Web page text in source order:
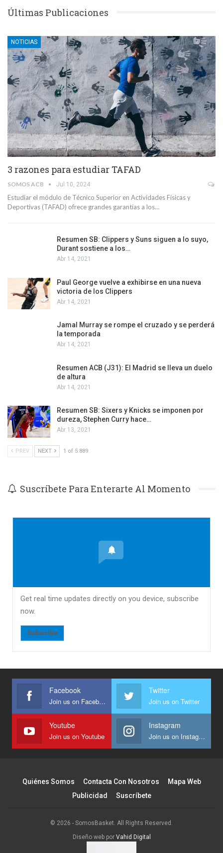
Últimas Publicaciones
NOTICIAS
3 razones para estudiar TAFAD
SOMOS ACB Jul 10, 2024
Estudiar el módulo de Técnico Superior en Actividades Físicas y
Deportivas (TAFAD) ofrece grandes garantías a los…
Resumen SB: Clippers y Suns siguen a lo suyo,
Durant sostiene a los…
Abr 14, 2021
Paul George vuelve a exhibirse en una nueva
victoria de los Clippers
Abr 14, 2021
Jamal Murray se rompe el cruzado y se perderá
la temporada
Abr 14, 2021
Resumen ACB (J31): El Madrid se lleva un duelo
de altura
Abr 14, 2021
Resumen SB: Sixers y Knicks se imponen por
dureza, Stephen Curry hace…
Abr 13, 2021
PREV NEXT 1 of 5.889
Suscríbete Para Enterarte Al Momento
Get real time updates directly on you device, subscribe
now.
Subscribe
Facebook
Join us on Facebook
Twitter
Join us on Twitter
Youtube
Join us on Youtube
Instagram
Join us on Instagram
Quiénes Somos Contacta Con Nosotros
Mapa Web
Publicidad
Suscríbete
© 2026 - SomosBasket. All Rights Reserved.
Diseño web por Vahid Digital